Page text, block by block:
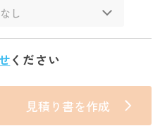
ください
見積り書を作成